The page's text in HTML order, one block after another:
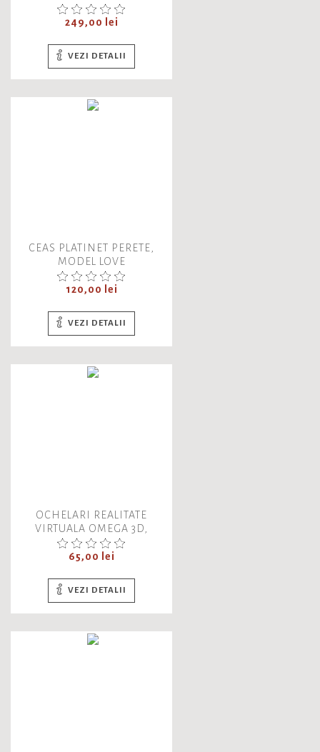
5043DJY,LEMN CIRES
DESCHIS
Pret
249,00 lei
VEZI DETALII
CEAS PLATINET PERETE,
MODEL LOVE
Pret
120,00 lei
VEZI DETALII
OCHELARI REALITATE
VIRTUALA OMEGA 3D,
OGVR3D, 3D/3600,
ANDROID/IOS, BLUETOOTH
Pret
65,00 lei
VEZI DETALII